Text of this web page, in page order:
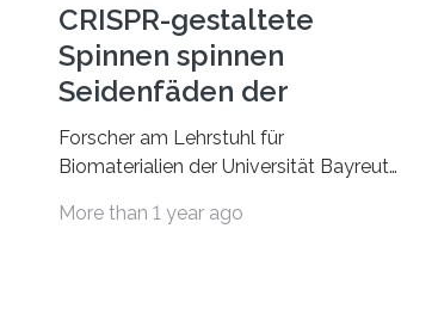
CRISPR-gestaltete
Spinnen spinnen
Seidenfäden der
nächsten Generation
Forscher am Lehrstuhl für
Biomaterialien der Universität Bayreuth
„Genschere“ CRISPR-Cas9 bei Spinnen
More than 1 year ago